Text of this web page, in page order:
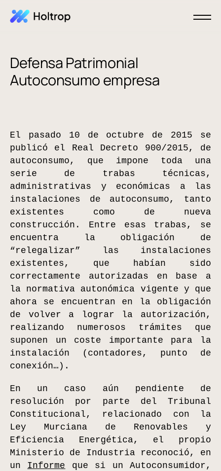
Defensa Patrimonial
Autoconsumo empresa
El pasado 10 de octubre de 2015 se
publicó el Real Decreto 900/2015, de
autoconsumo, que impone toda una
serie de trabas técnicas,
administrativas y económicas a las
instalaciones de autoconsumo, tanto
existentes como de nueva
construcción. Entre esas trabas, se
encuentra la obligación de
“relegalizar” las instalaciones
existentes, que habían sido
correctamente autorizadas en base a
la normativa autonómica vigente y que
ahora se encuentran en la obligación
de volver a lograr la autorización,
realizando numerosos trámites que
suponen un coste importante para la
instalación (contadores, punto de
conexión…).
En un caso aún pendiente de
resolución por parte del Tribunal
Constitucional, relacionado con la
Ley Murciana de Renovables y
Eficiencia Energética, el propio
Ministerio de Industria reconoció, en
un Informe que si un Autoconsumidor,